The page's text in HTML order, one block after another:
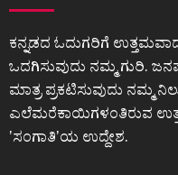
ಕನ್ನಡದ ಓದುಗರಿಗೆ
ಒದಗಿಸುವುದು ನಮ್ಮ ಗುರಿ.
ಮಾತ್ರ ಪ್ರಕಟಿಸುವುದು ನಮ್ಮ
ಎಲೆಮರೆಕಾಯಿಗಳಂತಿರುವ
ʼಸಂಗಾತಿʼಯ ಉದ್ದೇಶ.